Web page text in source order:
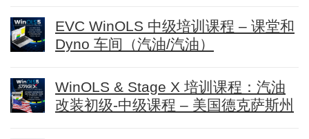
EVC WinOLS 中级培训课程 – 课堂和
Dyno 车间（汽油/汽油）
WinOLS & Stage X 培训课程：汽油
改装初级-中级课程 – 美国德克萨斯州